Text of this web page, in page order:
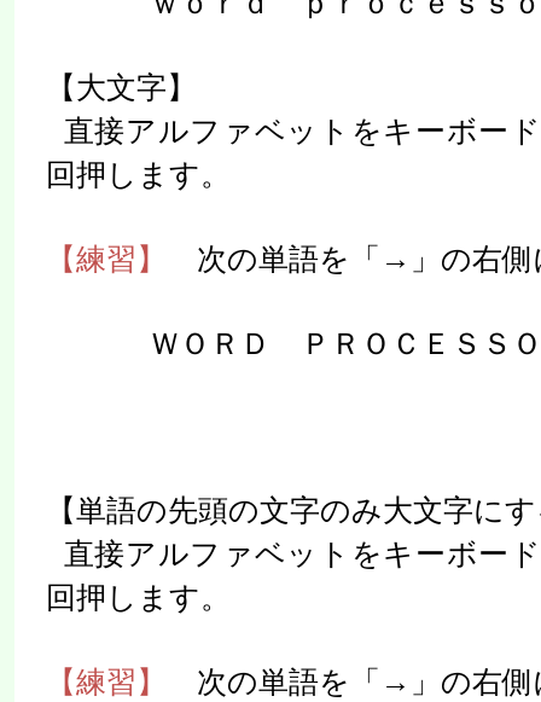
【大文字】
直接アルファベットをキーボー
回押します。
【練習】 次の単語を「→」の右側
ＷＯＲＤ ＰＲＯＣＥＳＳ
【単語の先頭の文字のみ大文字に
直接アルファベットをキーボー
回押します。
【練習】 次の単語を「→」の右側